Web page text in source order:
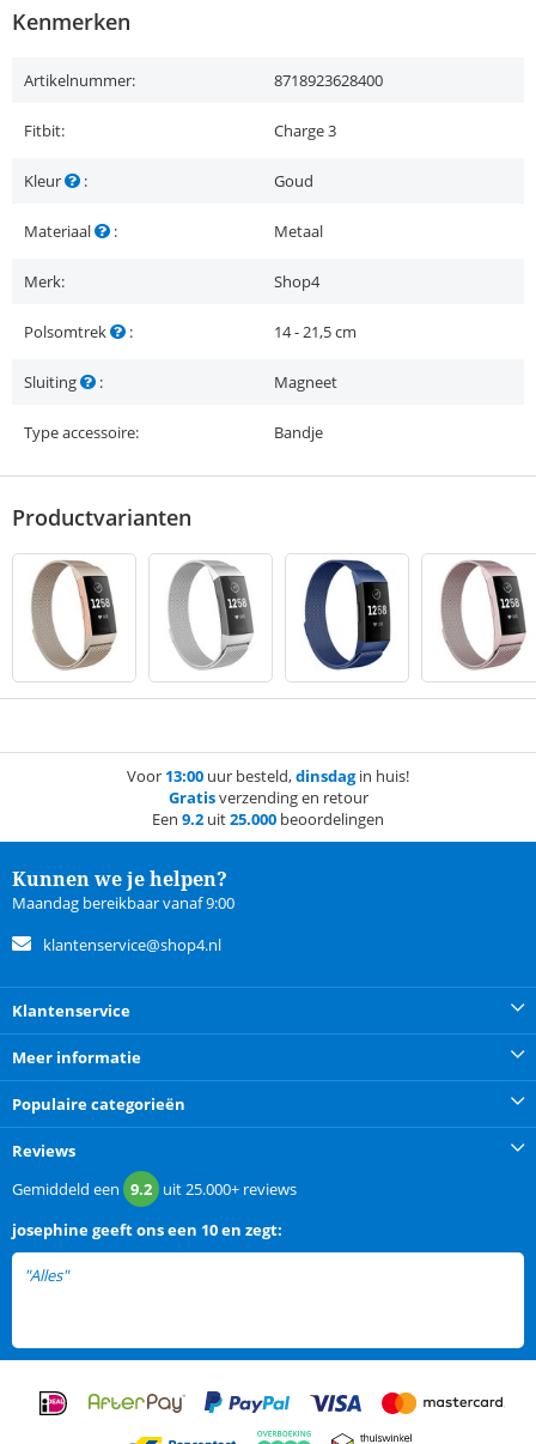
Kenmerken
Artikelnummer: 8718923628400
Fitbit: Charge 3
Kleur : Goud
Materiaal : Metaal
Merk: Shop4
Polsomtrek : 14 - 21,5 cm
Sluiting : Magneet
Type accessoire: Bandje
Productvarianten
Voor 13:00 uur besteld,dinsdagin huis!
Gratisverzending en retour
Een 9.2 uit25.000 beoordelingen
Kunnen we je helpen?
Maandag bereikbaar vanaf 9:00
klantenservice@shop4.nl
Klantenservice
Meer informatie
Populaire categorieën
Reviews
Gemiddeld een 9.2 uit25.000+ reviews
josephinegeeft ons een 10 en zegt:
"Alles"